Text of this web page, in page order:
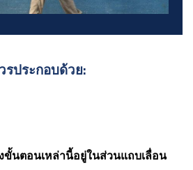
รประกอบด้วย:
ขั้นตอนเหล่านี้อยู่ในส่วนแถบเลื่อน